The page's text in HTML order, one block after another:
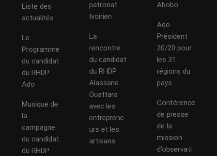
Liste des
actualités
Le
Programme
du candidat
du RHDP
Ado
Musique de
la
campagne
du candidat
du RHDP
patronat
Ivoirien
La
rencontre
du candidat
du RHDP
Alassane
Ouattara
avec les
entreprene
urs et les
artisans.
Abobo
Ado
Président
20/20 pour
les 31
régions du
pays.
Conférence
de presse
de la
mission
d’observati